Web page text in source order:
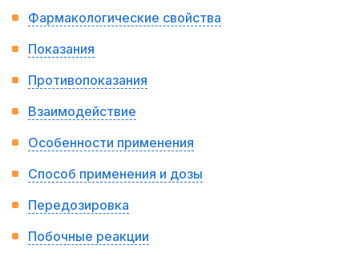
Фармакологические свойства
Показания
Противопоказания
Взаимодействие
Особенности применения
Способ применения и дозы
Передозировка
Побочные реакции